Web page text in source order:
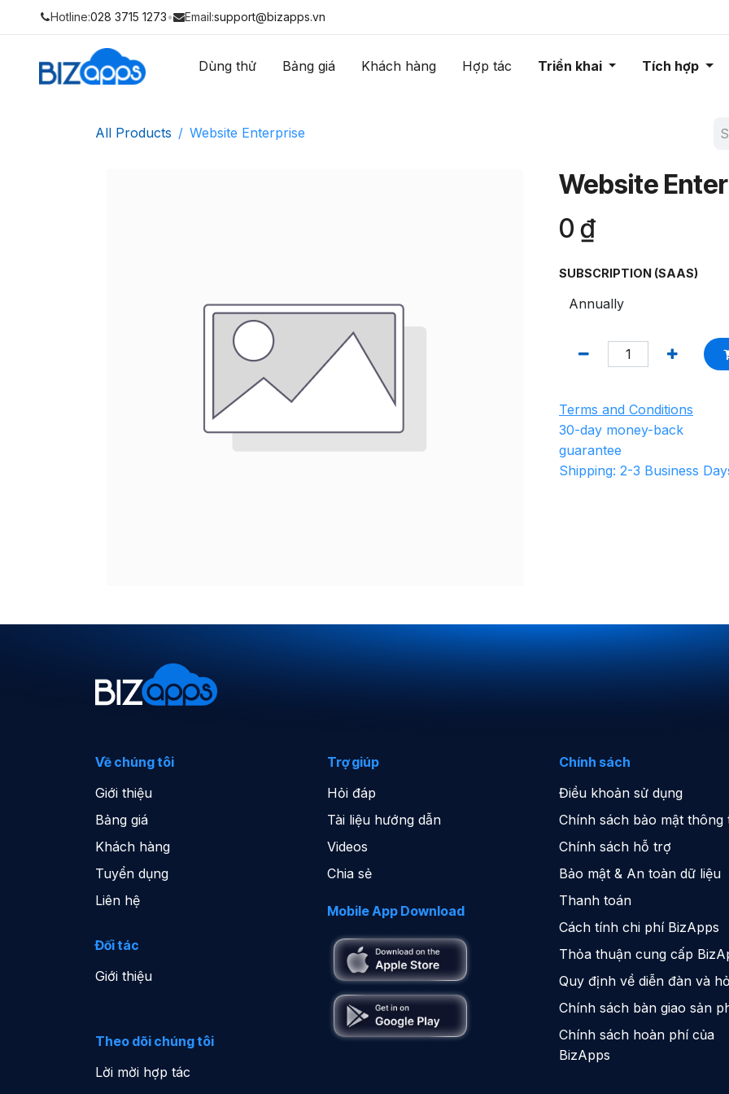
Hotline:028 3715 1273• Email:support@bizapps.vn
Dùng thử Bảng giá Khách hàng Hợp tác Triển khai Tích hợp
All Products Website Enterprise
Website
0 ₫
SUBSCRIPTION (SAAS)
Terms and Conditions
30-day money-back
guarantee
Shipping: 2-3 Business
Về chúng tôi
Giới thiệu
Bảng giá
Khách hàng
Tuyển dụng
Liên hệ
Đối tác
Giới thiệu
Theo dõi chúng tôi
Lời mời hợp tác
Trợ giúp
Hỏi đáp
Tài liệu hướng dẫn
Videos
Chia sẻ
Mobile App Download
Chính sách
Điều khoản sử dụng
Chính sách bảo mật thông
Chính sách hỗ trợ
Bảo mật & An toàn dữ liệu
Thanh toán
Cách tính chi phí BizApps
Thỏa thuận cung cấp
Quy định về diễn đàn và
Chính sách bàn giao sản
Chính sách hoàn phí của
BizApps